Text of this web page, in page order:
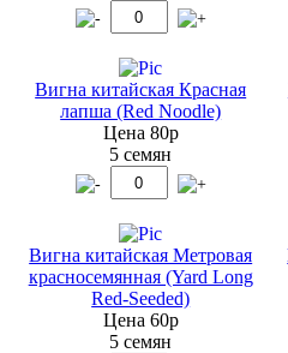
Вигна китайская Красная
лапша (Red Noodle)
Цена 80р
5 семян
Вигна китайская Метровая
красносемянная (Yard Long
Red-Seeded)
Цена 60р
5 семян